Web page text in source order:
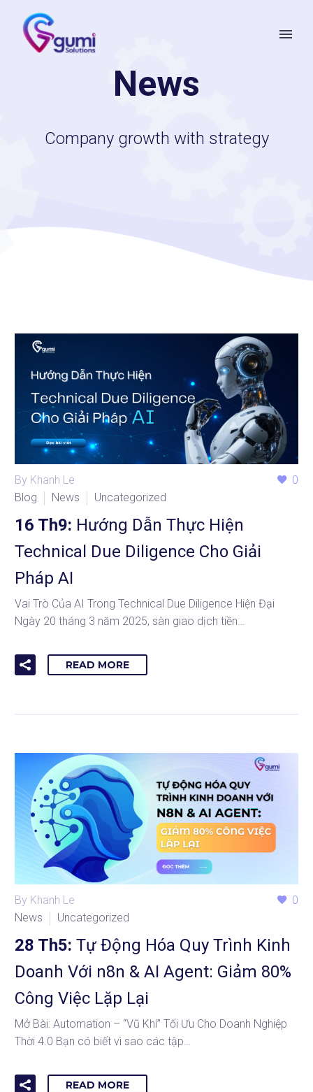
News
Company growth with strategy
0
By Khanh Le
Blog
News Uncategorized
16 Th9: Hướng Dẫn Thực Hiện
Technical Due Diligence Cho Giải
Pháp AI
Vai Trò Của AI Trong Technical Due Diligence Hiện Đại
Ngày 20 tháng 3 năm 2025, sàn giao dịch tiền…
READ MORE
0
By Khanh Le
News
Uncategorized
28 Th5: Tự Động Hóa Quy Trình Kinh
Doanh Với n8n & AI Agent: Giảm 80%
Công Việc Lặp Lại
Mở Bài: Automation – “Vũ Khí” Tối Ưu Cho Doanh Nghiệp
Thời 4.0 Bạn có biết vì sao các tập…
READ MORE